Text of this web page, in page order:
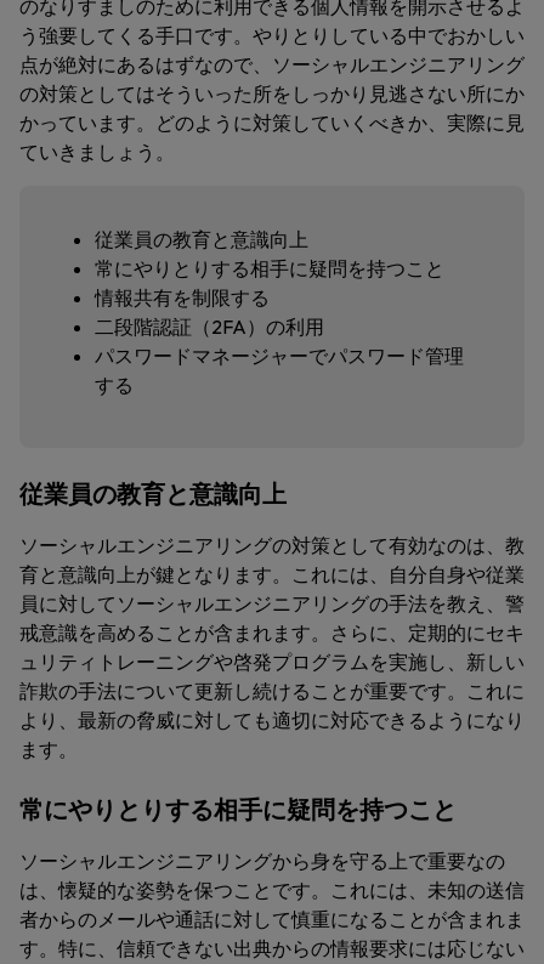
のなりすましのために利用できる個人情報を開示させるよ
う強要してくる手口です。やりとりしている中でおかしい
点が絶対にあるはずなので、ソーシャルエンジニアリング
の対策としてはそういった所をしっかり見逃さない所にか
かっています。どのように対策していくべきか、実際に見
ていきましょう。
従業員の教育と意識向上
常にやりとりする相手に疑問を持つこと
情報共有を制限する
二段階認証（2FA）の利用
パスワードマネージャーでパスワード管理
する
従業員の教育と意識向上
ソーシャルエンジニアリングの対策として有効なのは、教
育と意識向上が鍵となります。これには、自分自身や従業
員に対してソーシャルエンジニアリングの手法を教え、警
戒意識を高めることが含まれます。さらに、定期的にセキ
ュリティトレーニングや啓発プログラムを実施し、新しい
詐欺の手法について更新し続けることが重要です。これに
より、最新の脅威に対しても適切に対応できるようになり
ます。
常にやりとりする相手に疑問を持つこと
ソーシャルエンジニアリングから身を守る上で重要なの
は、懐疑的な姿勢を保つことです。これには、未知の送信
者からのメールや通話に対して慎重になることが含まれま
す。特に、信頼できない出典からの情報要求には応じない